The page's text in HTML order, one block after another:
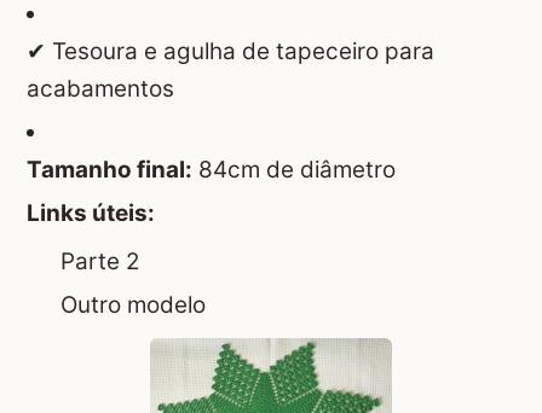
✔ Tesoura e agulha de tapeceiro para
acabamentos
Tamanho final: 84cm de diâmetro
Links úteis:
Parte 2
Outro modelo